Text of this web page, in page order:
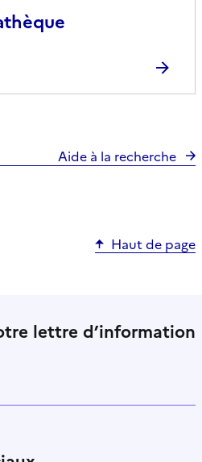
Aide à la recherche
Haut de page
lettre d’information